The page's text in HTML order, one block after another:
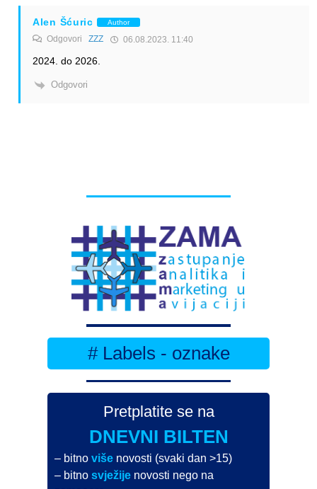
Alen Šćuric Author
Odgovori ZZZ 06.08.2023. 11:40
2024. do 2026.
Odgovori
# Labels - oznake
Pretplatite se na
DNEVNI BILTEN
– bitnoviše novosti (svaki dan >15)
– bitnosvježije novosti nego na